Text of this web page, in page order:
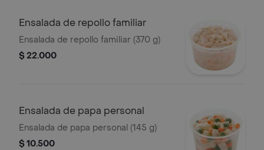
Ensalada de repollo familiar
Ensalada de repollo familiar (370 g)
$ 22.000
Ensalada de papa personal
Ensalada de papa personal (145 g)
$ 10.500